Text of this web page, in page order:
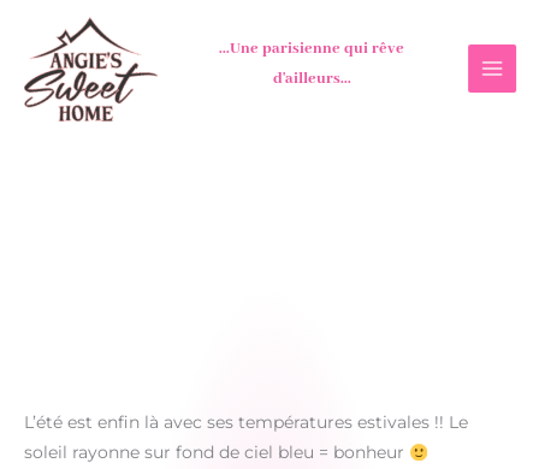
contenu
...Une parisienne qui rêve
d'ailleurs...
L’été est enfin là avec ses températures estivales !! Le
soleil rayonne sur fond de ciel bleu = bonheur